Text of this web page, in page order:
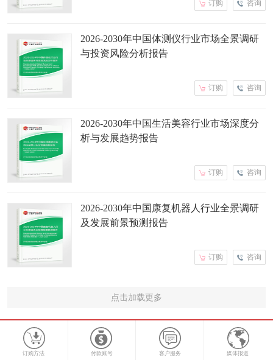
咨询
订购
2026-2030年中国体测仪行业市场全景调研
与投资风险分析报告
咨询
订购
2026-2030年中国生活美容行业市场深度分
析与发展趋势报告
咨询
订购
2026-2030年中国康复机器人行业全景调研
及发展前景预测报告
咨询
订购
点击加载更多
订购方法 付款账号 客户服务 媒体报道